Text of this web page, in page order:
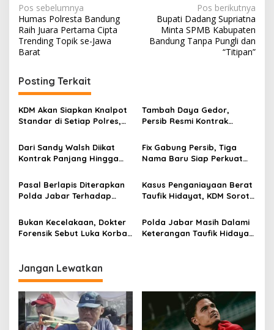
N
a
v
g
a
s
p
o
s
Pos sebelumnya
Humas Polresta Bandung
Raih Juara Pertama Cipta
Trending Topik se-Jawa
Barat
Pos berikutnya
Bupati Dadang Supriatna
Minta SPMB Kabupaten
Bandung Tanpa Pungli dan
“Titipan”
Posting Terkait
KDM Akan Siapkan Knalpot
Standar di Setiap Polres,
Tertangkap Langsung Ganti
Tambah Daya Gedor,
Persib Resmi Kontrak
Tahun
Dari Sandy Walsh Diikat
Kontrak Panjang Hingga
Berkostum Persib
Fix Gabung Persib, Tiga
Nama Baru Siap Perkuat
2026/27
Pasal Berlapis Diterapkan
Polda Jabar Terhadap
Hidayat
Kasus Penganiayaan Berat
Taufik Hidayat, KDM Soroti
Pemerintahan Tingkat
Bawah
Bukan Kecelakaan, Dokter
Forensik Sebut Luka Korban
Polda Jabar Masih Dalami
Keterangan Taufik Hidayat
Jangan Lewatkan